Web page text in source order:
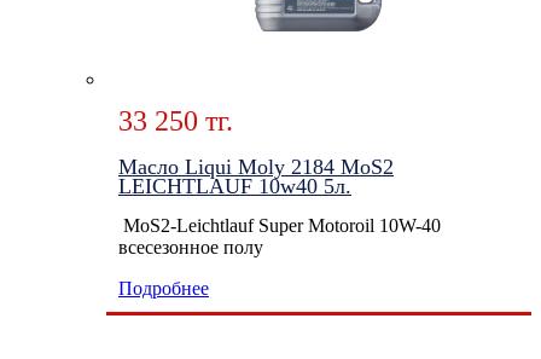
33 250 тг.
Масло Liqui Moly 2184 MoS2
LEICHTLAUF 10w40 5л.
MoS2-Leichtlauf Super Motoroil 10W-40
всесезонное полу
Подробнее